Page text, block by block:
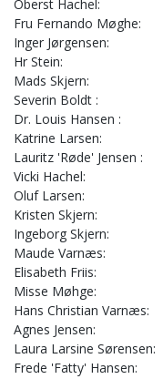
Oberst Hachel
Fru Fernando Møghe
Inger Jørgensen
Hr Stein
Mads Skjern
Severin Boldt
Dr. Louis Hansen
Katrine Larsen
Lauritz 'Røde' Jensen
Vicki Hachel
Oluf Larsen
Kristen Skjern
Ingeborg Skjern
Maude Varnæs
Elisabeth Friis
Misse Møhge
Hans Christian Varnæs
Agnes Jensen
Laura Larsine Sørensen
Frede 'Fatty' Hansen